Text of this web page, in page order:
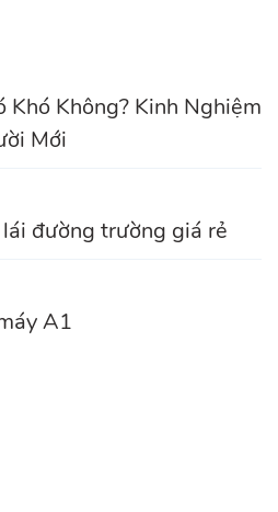
Khó Không? Kinh Nghiệm
Mới
đường trường giá rẻ
A1